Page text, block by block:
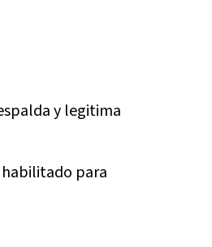
y legitima
para